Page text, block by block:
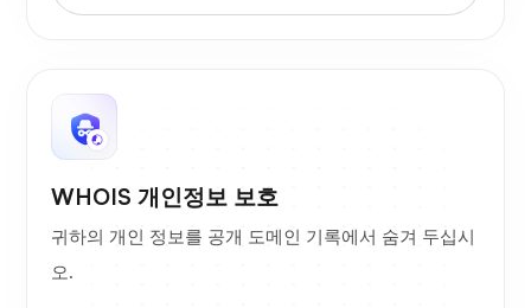
WHOIS 개인정보 보호
귀하의 개인 정보를 공개 도메인 기록에서 숨겨 두십시
오.